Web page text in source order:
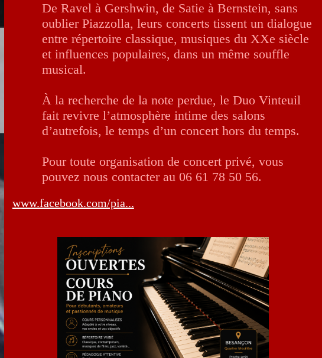
De Ravel à Gershwin, de Satie à Bernstein, sans
oublier Piazzolla, leurs concerts tissent un dialogue
entre répertoire classique, musiques du XXe siècle
et influences populaires, dans un même souffle
musical.
À la recherche de la note perdue, le Duo Vinteuil
fait revivre l’atmosphère intime des salons
d’autrefois, le temps d’un concert hors du temps.
Pour toute organisation de concert privé, vous
pouvez nous contacter au 06 61 78 50 56.
www.facebook.com/pia...